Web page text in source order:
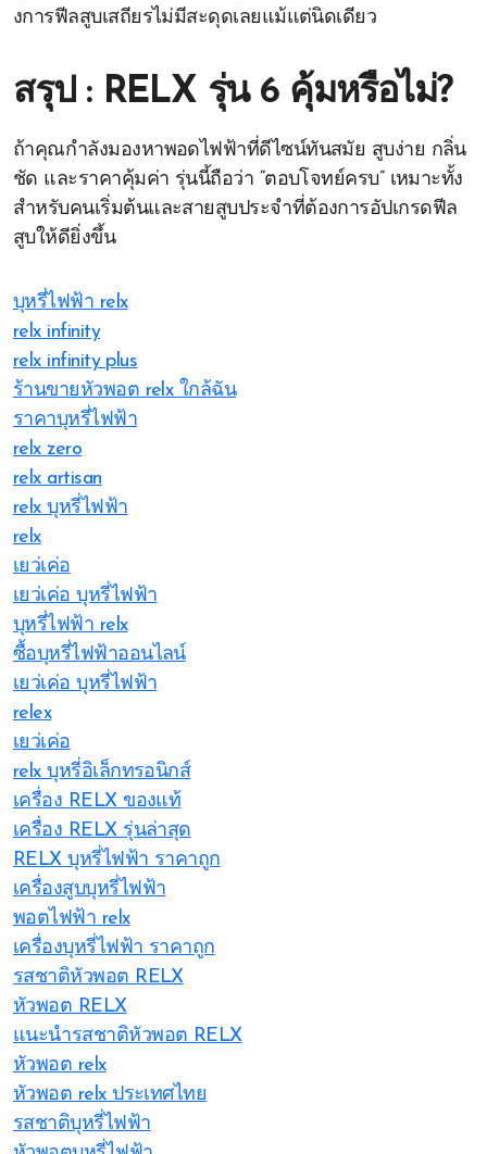
งการฟีลสูบเสถียรไม่มีสะดุดเลยแม้แต่นิดเดียว
สรุป : RELX รุ่น 6 คุ้มหรือไม่?
ถ้าคุณกำลังมองหาพอดไฟฟ้าที่ดีไซน์ทันสมัย สูบง่าย กลิ่น
ชัด และราคาคุ้มค่า รุ่นนี้ถือว่า “ตอบโจทย์ครบ” เหมาะทั้ง
สำหรับคนเริ่มต้นและสายสูบประจำที่ต้องการอัปเกรดฟีล
สูบให้ดียิ่งขึ้น
บุหรี่ไฟฟ้า relx
relx infinity
relx infinity plus
ร้านขายหัวพอต relx ใกล้ฉัน
ราคาบุหรี่ไฟฟ้า
relx zero
relx artisan
relx บุหรี่ไฟฟ้า
relx
เยว่เค่อ
เยว่เค่อ บุหรี่ไฟฟ้า
บุหรี่ไฟฟ้า relx
ซื้อบุหรี่ไฟฟ้าออนไลน์
เยว่เค่อ บุหรี่ไฟฟ้า
relex
เยว่เค่อ
relx บุหรี่อิเล็กทรอนิกส์
เครื่อง RELX ของแท้
เครื่อง RELX รุ่นล่าสุด
RELX บุหรี่ไฟฟ้า ราคาถูก
เครื่องสูบบุหรี่ไฟฟ้า
พอตไฟฟ้า relx
เครื่องบุหรี่ไฟฟ้า ราคาถูก
รสชาติหัวพอต RELX
หัวพอต RELX
แนะนำรสชาติหัวพอต RELX
หัวพอต relx
หัวพอต relx ประเทศไทย
รสชาติบุหรี่ไฟฟ้า